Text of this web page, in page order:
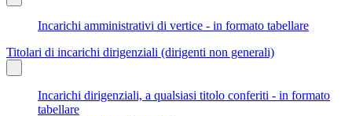
Incarichi amministrativi di vertice - in formato tabellare
Titolari di incarichi dirigenziali (dirigenti non generali)
Incarichi dirigenziali, a qualsiasi titolo conferiti - in formato
tabellare